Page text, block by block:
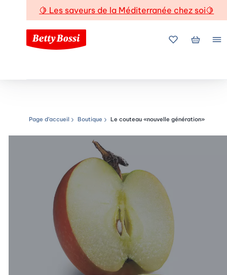
🍋 Les saveurs de la Méditerranée chez soi🍋
Mes favoris
Mon
Chemin de navigation
Page d’accueil Boutique Le couteau «nouvelle génération»